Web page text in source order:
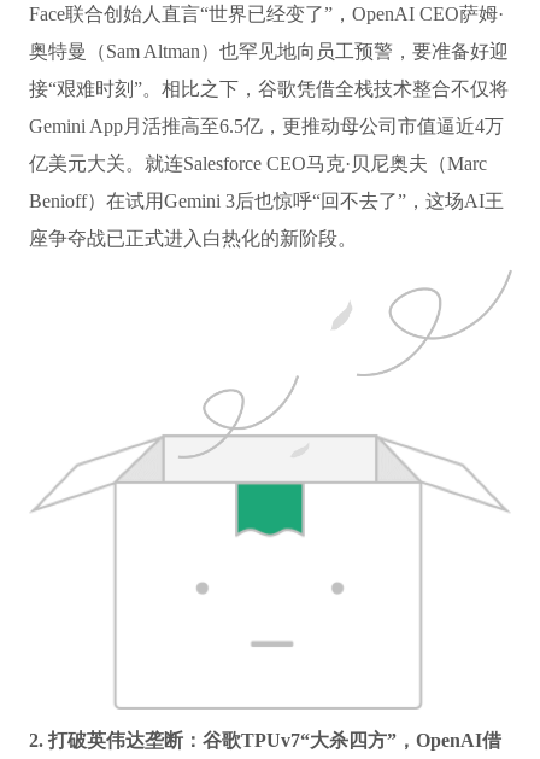
Face联合创始人直言“世界已经变了”，OpenAI CEO萨姆·
奥特曼（Sam Altman）也罕见地向员工预警，要准备好迎
接“艰难时刻”。相比之下，谷歌凭借全栈技术整合不仅将
Gemini App月活推高至6.5亿，更推动母公司市值逼近4万
亿美元大关。就连Salesforce CEO马克·贝尼奥夫（Marc
Benioff）在试用Gemini 3后也惊呼“回不去了”，这场AI王
座争夺战已正式进入白热化的新阶段。
2. 打破英伟达垄断：谷歌TPUv7“大杀四方”，OpenAI借